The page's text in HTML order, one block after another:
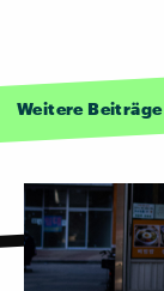
Weitere Beiträge